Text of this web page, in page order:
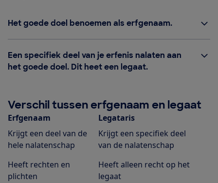
Het goede doel benoemen als erfgenaam.
Een specifiek deel van je erfenis nalaten aan
het goede doel. Dit heet een legaat.
Verschil tussen erfgenaam en legaat
Erfgenaam
Legataris
Krijgt een deel van de
hele nalatenschap
Krijgt een specifiek deel
van de nalatenschap
Heeft rechten en
plichten
Heeft alleen recht op het
legaat